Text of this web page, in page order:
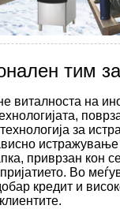
тим
виталноста на
за
истражување
приврзан кон
Во
кредит и